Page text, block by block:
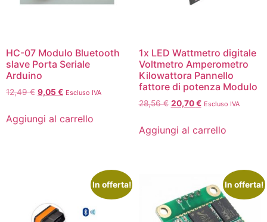
HC-07 Modulo Bluetooth
slave Porta Seriale
Arduino
12,49€ 9,05€ Escluso IVA
Aggiungi al carrello
1x LED Wattmetro digitale
Voltmetro Amperometro
Kilowattora Pannello
fattore di potenza Modulo
28,56€ 20,70€ Escluso IVA
Aggiungi al carrello
In offerta! In offerta!